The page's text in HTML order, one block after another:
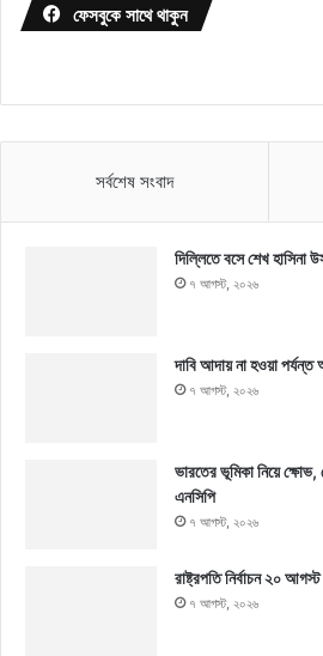
ফেসবুকে সাথে থাকুন
সর্বশেষ সংবাদ
দিল্লিতে বসে শেখ হাসিনা
৭ আগস্ট, ২০২৬
দাবি আদায় না হওয়া পর্যন্ত
৭ আগস্ট, ২০২৬
ভারতের ভূমিকা নিয়ে ক্ষোভ,
এনসিপি
৭ আগস্ট, ২০২৬
রাষ্ট্রপতি নির্বাচন ২০ আগস্ট
৭ আগস্ট, ২০২৬